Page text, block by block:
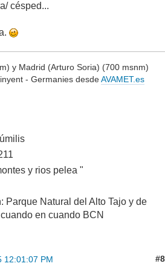
césped...
y Madrid (Arturo Soria) (700 msnm)
- Germanies desdeAVAMET.es
y rios pelea "
Parque Natural del Alto Tajo y de
cuando en cuando BCN
12:01:07 PM #8